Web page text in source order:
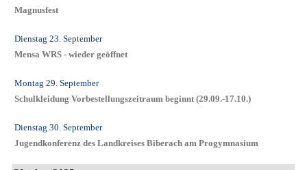
Magnusfest
Dienstag 23. September
Mensa WRS - wieder geöffnet
Montag 29. September
Schulkleidung Vorbestellungszeitraum beginnt (29.09.-17.10.)
Dienstag 30. September
Jugendkonferenz des Landkreises Biberach am Progymnasium